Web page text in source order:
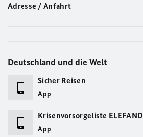
Adresse / Anfahrt
Deutschland und die Welt
Sicher Reisen
App
Krisenvorsorgeliste ELEFAND
App